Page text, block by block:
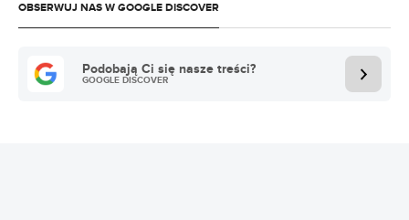
OBSERWUJ NAS W GOOGLE DISCOVER
Podobają Ci się nasze treści?
GOOGLE DISCOVER